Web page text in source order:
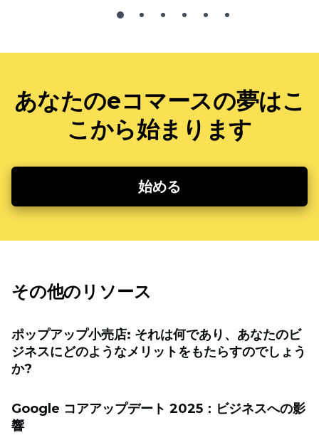
あなたのeコマースの夢はこ
こから始まります
始める
その他のリソース
ポップアップ小売店: それは何であり、あなたのビ
ジネスにどのようなメリットをもたらすのでしょう
か?
Google コアアップデート 2025：ビジネスへの影
響